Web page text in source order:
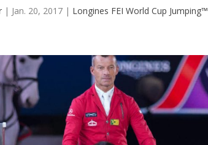
| Jan. 20, 2017 | Longines FEI World Cup Jumping™